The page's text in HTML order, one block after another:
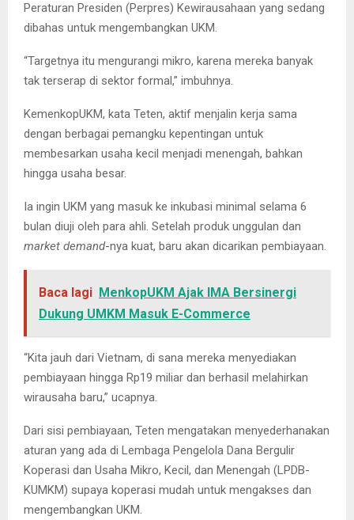
Peraturan Presiden (Perpres) Kewirausahaan yang sedang
dibahas untuk mengembangkan UKM.
“Targetnya itu mengurangi mikro, karena mereka banyak
tak terserap di sektor formal,” imbuhnya.
KemenkopUKM, kata Teten, aktif menjalin kerja sama
dengan berbagai pemangku kepentingan untuk
membesarkan usaha kecil menjadi menengah, bahkan
hingga usaha besar.
Ia ingin UKM yang masuk ke inkubasi minimal selama 6
bulan diuji oleh para ahli. Setelah produk unggulan dan
market demand-nya kuat, baru akan dicarikan pembiayaan.
Baca lagi MenkopUKM Ajak IMA Bersinergi
Dukung UMKM Masuk E-Commerce
“Kita jauh dari Vietnam, di sana mereka menyediakan
pembiayaan hingga Rp19 miliar dan berhasil melahirkan
wirausaha baru,” ucapnya.
Dari sisi pembiayaan, Teten mengatakan menyederhanakan
aturan yang ada di Lembaga Pengelola Dana Bergulir
Koperasi dan Usaha Mikro, Kecil, dan Menengah (LPDB-
KUMKM) supaya koperasi mudah untuk mengakses dan
mengembangkan UKM.